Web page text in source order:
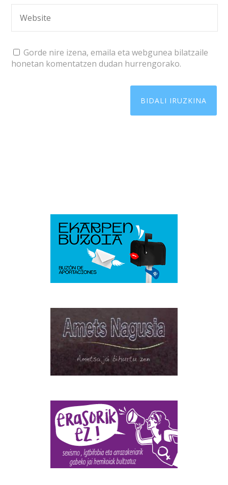
Gorde nire izena, emaila eta webgunea bilatzaile
honetan komentatzen dudan hurrengorako.